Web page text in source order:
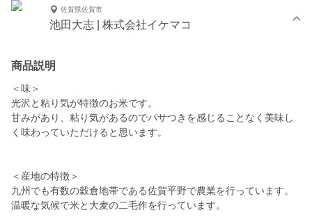
佐賀県佐賀市
池田大志 | 株式会社イケマコ
商品説明
＜味＞
光沢と粘り気が特徴のお米です。
甘みがあり、粘り気があるのでパサつきを感じることなく美味し
く味わっていただけると思います。
＜産地の特徴＞
九州でも有数の穀倉地帯である佐賀平野で農業を行っています。
温暖な気候で米と大麦の二毛作を行っています。